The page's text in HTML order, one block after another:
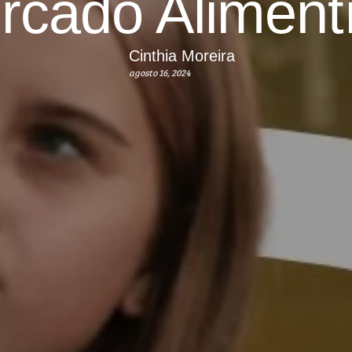
Cinthia Moreira
agosto 16, 2024